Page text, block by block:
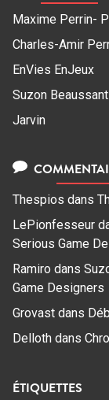
Maxime Perrin-
Charles-Amir
EnVies EnJeux
Suzon
Jarvin
Thespios dans
LePionfesseur
Serious Game
Ramiro dans
Game Designers
Grovast dans
Delloth dans
ÉTIQUETTES